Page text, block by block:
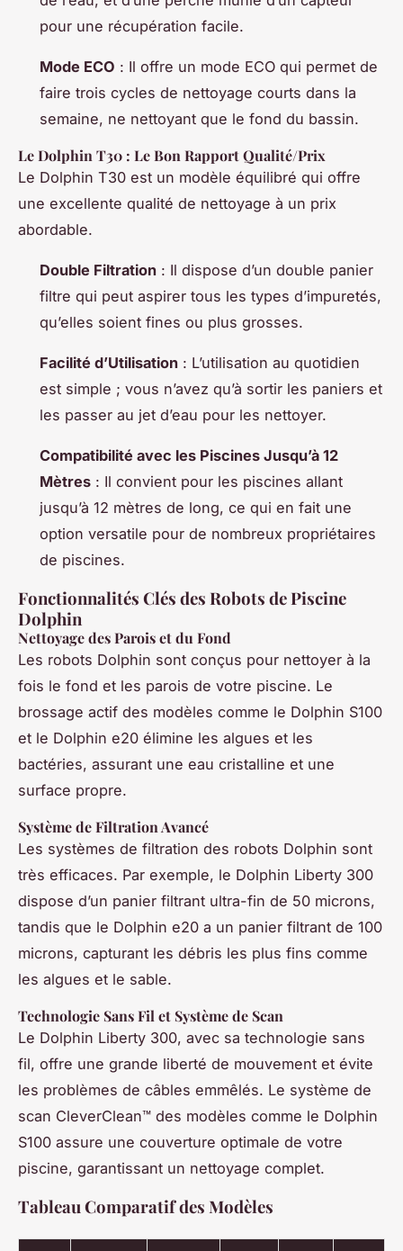
pour une récupération facile.
Mode ECO : Il offre un mode ECO qui permet de
faire trois cycles de nettoyage courts dans la
semaine, ne nettoyant que le fond du bassin.
Le Dolphin T30 : Le Bon Rapport Qualité/Prix
Le Dolphin T30 est un modèle équilibré qui offre
une excellente qualité de nettoyage à un prix
abordable.
Double Filtration : Il dispose d’un double panier
filtre qui peut aspirer tous les types d’impuretés,
qu’elles soient fines ou plus grosses.
Facilité d’Utilisation : L’utilisation au quotidien
est simple ; vous n’avez qu’à sortir les paniers et
les passer au jet d’eau pour les nettoyer.
Compatibilité avec les Piscines Jusqu’à 12
Mètres : Il convient pour les piscines allant
jusqu’à 12 mètres de long, ce qui en fait une
option versatile pour de nombreux propriétaires
de piscines.
Fonctionnalités Clés des Robots de Piscine
Dolphin
Nettoyage des Parois et du Fond
Les robots Dolphin sont conçus pour nettoyer à la
fois le fond et les parois de votre piscine. Le
brossage actif des modèles comme le Dolphin S100
et le Dolphin e20 élimine les algues et les
bactéries, assurant une eau cristalline et une
surface propre.
Système de Filtration Avancé
Les systèmes de filtration des robots Dolphin sont
très efficaces. Par exemple, le Dolphin Liberty 300
dispose d’un panier filtrant ultra-fin de 50 microns,
tandis que le Dolphin e20 a un panier filtrant de 100
microns, capturant les débris les plus fins comme
les algues et le sable.
Technologie Sans Fil et Système de Scan
Le Dolphin Liberty 300, avec sa technologie sans
fil, offre une grande liberté de mouvement et évite
les problèmes de câbles emmêlés. Le système de
scan CleverClean™ des modèles comme le Dolphin
S100 assure une couverture optimale de votre
piscine, garantissant un nettoyage complet.
Tableau Comparatif des Modèles